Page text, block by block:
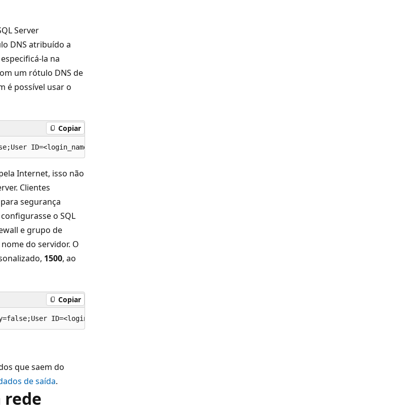
Server
DNS atribuído a
la na
um rótulo DNS de
é possível usar o
Copiar
Internet, isso não
Clientes
segurança
o SQL
e grupo de
do servidor. O
1500, ao
Copiar
que saem do
de saída.
rede